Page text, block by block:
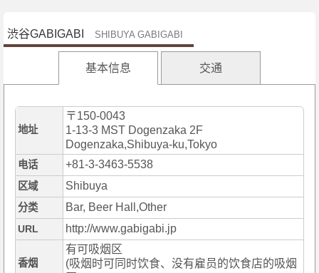
渋谷GABIGABI SHIBUYA GABIGABI
基本信息 交通
地址
〒150-0043
1-13-3 MST Dogenzaka 2F
Dogenzaka,Shibuya-ku,Tokyo
电话 +81-3-3463-5538
区域 Shibuya
分类 Bar, Beer Hall,Other
URL http://www.gabigabi.jp
香烟
有可吸烟区
(吸烟时可同时饮食、没有雇员的饮食店的吸烟